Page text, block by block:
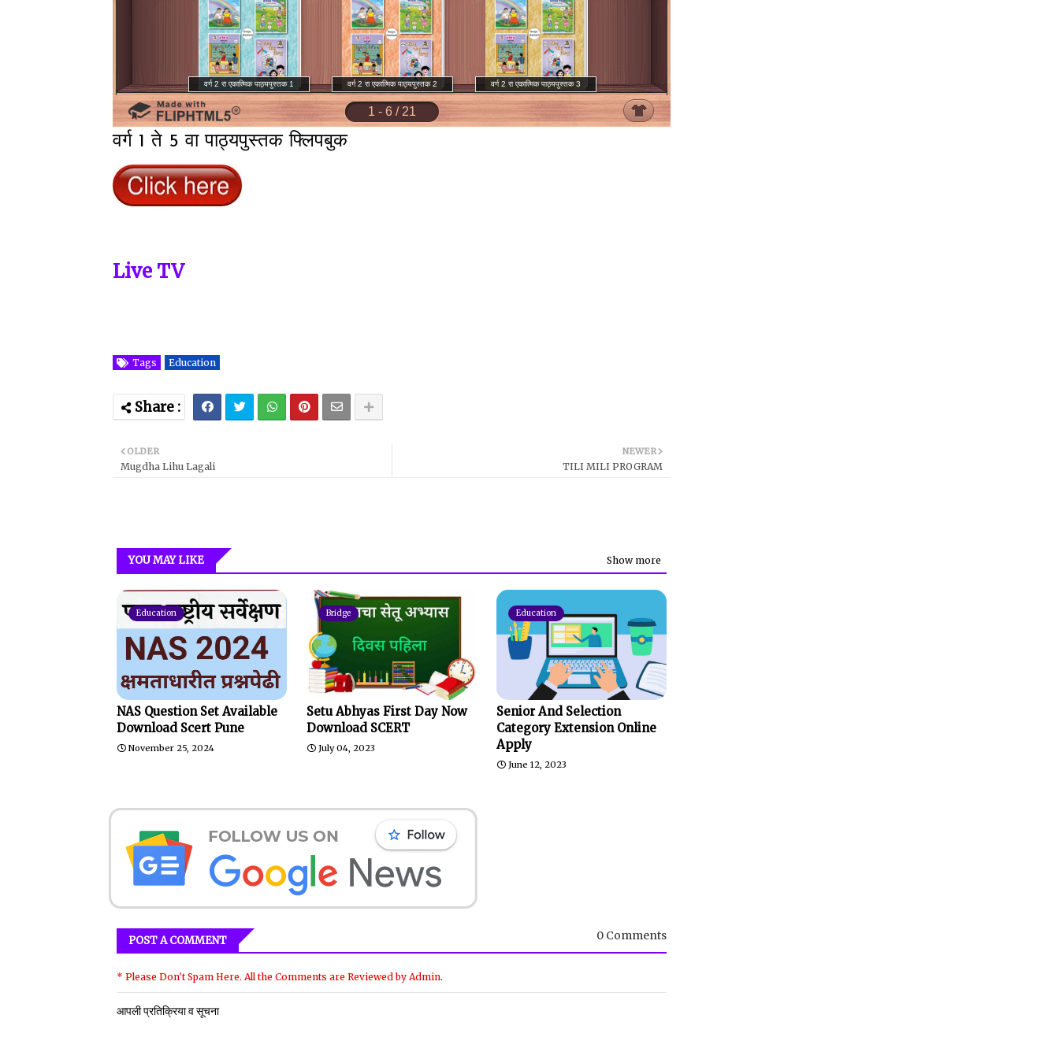
वर्ग 1 ते 5 वा पाठ्यपुस्तक फ्लिपबुक
Live TV
Tags Education
NEWER
TILI MILI PROGRAM
OLDER
Mugdha Lihu Lagali
YOU MAY LIKE Show more
Education
NAS Question Set Available
Download Scert Pune
November 25, 2024
Bridge
Setu Abhyas First Day Now
Download SCERT
July 04, 2023
Education
Senior And Selection
Category Extension Online
Apply
June 12, 2023
POST A COMMENT 0 Comments
* Please Don't Spam Here. All the Comments are Reviewed by Admin.
आपली प्रतिक्रिया व सूचना